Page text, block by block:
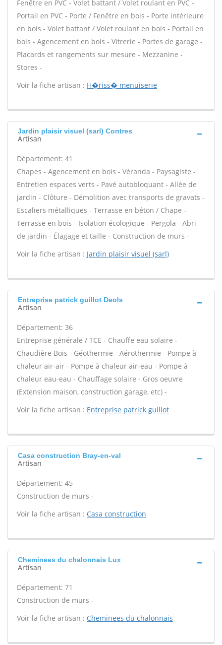
Fenêtre en PVC - Volet battant / Volet roulant en PVC -
Portail en PVC - Porte / Fenêtre en bois - Porte intérieure
en bois - Volet battant / Volet roulant en bois - Portail en
bois - Agencement en bois - Vitrerie - Portes de garage -
Placards et rangements sur mesure - Mezzanine -
Stores -
Voir la fiche artisan : H�riss� menuiserie
Jardin plaisir visuel (sarl) Contres
Artisan
Département: 41
Chapes - Agencement en bois - Véranda - Paysagiste -
Entretien espaces verts - Pavé autobloquant - Allée de
jardin - Clôture - Démolition avec transports de gravats -
Escaliers métalliques - Terrasse en béton / Chape -
Terrasse en bois - Isolation écologique - Pergola - Abri
de jardin - Élagage et taille - Construction de murs -
Voir la fiche artisan : Jardin plaisir visuel (sarl)
Entreprise patrick guillot Deols
Artisan
Département: 36
Entreprise générale / TCE - Chauffe eau solaire -
Chaudière Bois - Géothermie - Aérothermie - Pompe à
chaleur air-air - Pompe à chaleur air-eau - Pompe à
chaleur eau-eau - Chauffage solaire - Gros oeuvre
(Extension maison, construction garage, etc) -
Voir la fiche artisan : Entreprise patrick guillot
Casa construction Bray-en-val
Artisan
Département: 45
Construction de murs -
Voir la fiche artisan : Casa construction
Cheminees du chalonnais Lux
Artisan
Département: 71
Construction de murs -
Voir la fiche artisan : Cheminees du chalonnais